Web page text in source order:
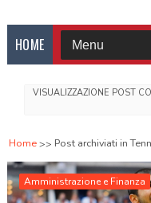
HOME
VISUALIZZAZIONE POST
Home Post archiviati in
Amministrazione e Finanza